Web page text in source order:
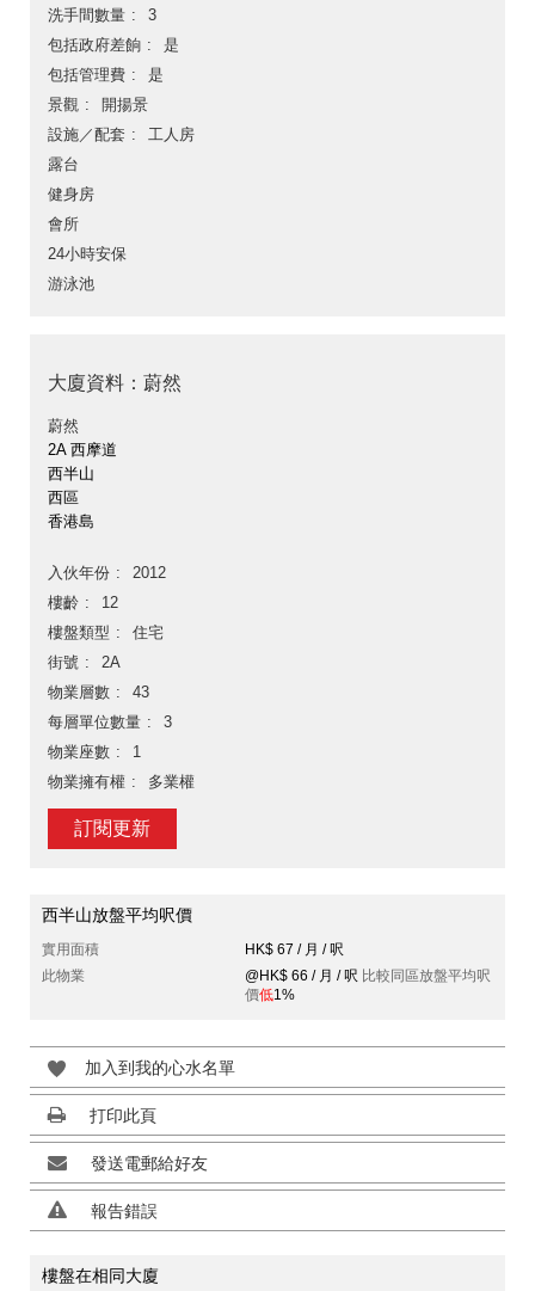
洗手間數量
3
包括政府差餉
是
包括管理費
是
景觀
開揚景
設施／配套
工人房
露台
健身房
會所
24小時安保
游泳池
大廈資料：蔚然
蔚然
2A 西摩道
西半山
西區
香港島
入伙年份
2012
樓齡
12
樓盤類型
住宅
街號
2A
物業層數
43
每層單位數量
3
物業座數
1
物業擁有權
多業權
訂閱更新
西半山放盤平均呎價
實用面積
HK$ 67 / 月 / 呎
此物業
@HK$ 66 / 月 / 呎 比較同區放盤平均呎
價低1%
加入到我的心水名單
打印此頁
發送電郵給好友
報告錯誤
樓盤在相同大廈